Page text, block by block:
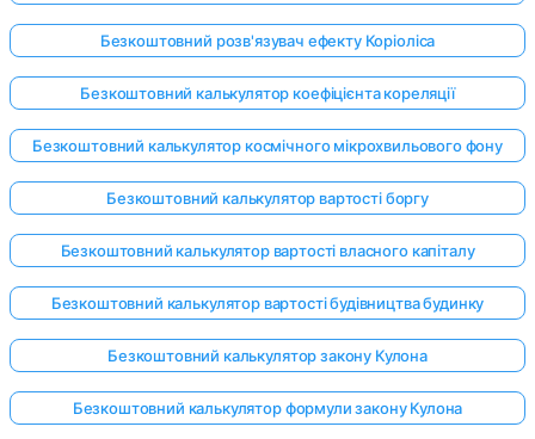
Безкоштовний розв'язувач ефекту Коріоліса
Безкоштовний калькулятор коефіцієнта кореляції
Безкоштовний калькулятор космічного мікрохвильового фону
Безкоштовний калькулятор вартості боргу
Безкоштовний калькулятор вартості власного капіталу
Безкоштовний калькулятор вартості будівництва будинку
Безкоштовний калькулятор закону Кулона
Безкоштовний калькулятор формули закону Кулона